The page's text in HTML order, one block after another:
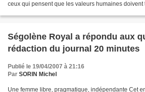
ceux qui pensent que les valeurs humaines doivent
Ségolène Royal a répondu aux
rédaction du journal 20 minutes
Publié le 19/04/2007 à 21:16
Par SORIN Michel
Une femme libre, pragmatique, indépendante Cet